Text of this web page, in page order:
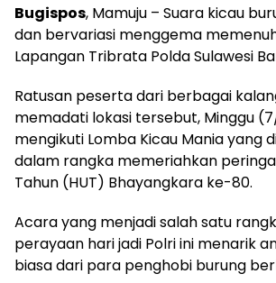
Bugispos, Mamuju – Suara kicau
dan bervariasi menggema
Lapangan Tribrata Polda Sulawesi
Ratusan peserta dari berbagai
memadati lokasi tersebut, Minggu
mengikuti Lomba Kicau Mania yang
dalam rangka memeriahkan
Tahun (HUT) Bhayangkara ke-80.
Acara yang menjadi salah satu
perayaan hari jadi Polri ini menarik
biasa dari para penghobi burung